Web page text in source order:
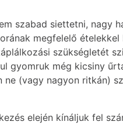
szabad siettetni, nagy
megfelelő ételekkel
szükségletét
gyomruk még kicsiny
(vagy nagyon ritkán)
elején kínáljuk fel